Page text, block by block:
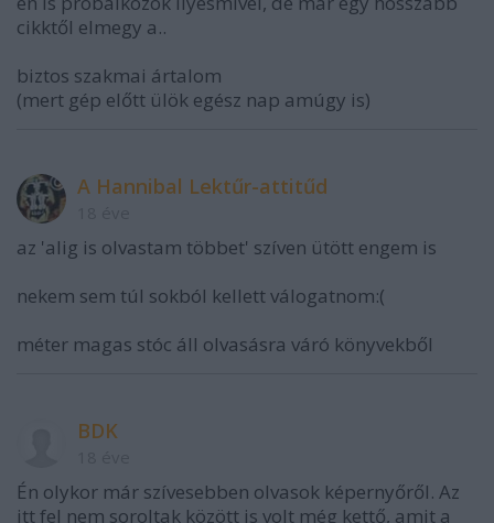
cikktől elmegy a..
biztos szakmai ártalom
(mert gép előtt ülök egész nap amúgy is)
A Hannibal Lektűr-attitűd
az 'alig is olvastam többet' szíven ütött engem is
nekem sem túl sokból kellett válogatnom:(
méter magas stóc áll olvasásra váró könyvekből
BDK
Én olykor már szívesebben olvasok képernyőről. Az
itt fel nem soroltak között is volt még kettő, amit a